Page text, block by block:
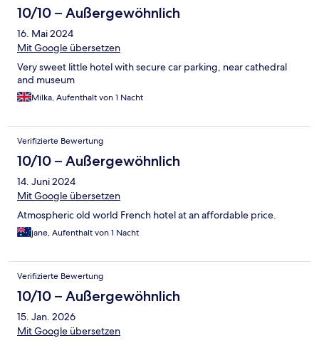
10/10 – Außergewöhnlich
16. Mai 2024
Mit Google übersetzen
Very sweet little hotel with secure car parking, near cathedral
and museum
Milka, Aufenthalt von 1 Nacht
Verifizierte Bewertung
10/10 – Außergewöhnlich
14. Juni 2024
Mit Google übersetzen
Atmospheric old world French hotel at an affordable price.
jane, Aufenthalt von 1 Nacht
Verifizierte Bewertung
10/10 – Außergewöhnlich
15. Jan. 2026
Mit Google übersetzen